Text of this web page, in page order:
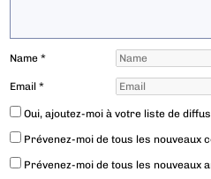
Name*
Email*
Oui, ajoutez-moi à votre liste de
Prévenez-moi de tous les nouveaux
Prévenez-moi de tous les nouveaux